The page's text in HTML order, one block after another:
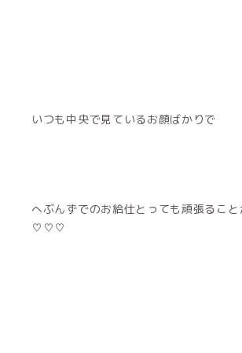
いつも中央で見ているお顔ばかりで
へぶんずでのお給仕とっても頑張るこ
♡♡♡